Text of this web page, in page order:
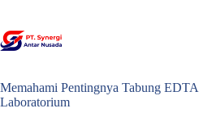
content
Memahami Pentingnya Tabung
Laboratorium